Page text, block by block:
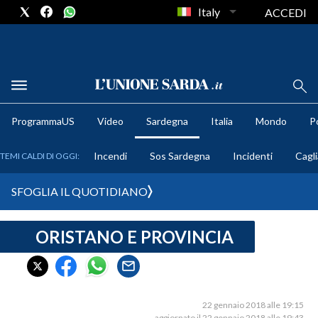
METEO
CRONACA SARDEGNA
CAGLIARI
Italy ACCEDI
ProgrammaUS Video Sardegna Italia Mondo
TEMI CALDI DI OGGI: Incendi Sos Sardegna Incidenti
SFOGLIA IL QUOTIDIANO
ORISTANO E PROVINCIA
22 gennaio 2018 alle 19:15